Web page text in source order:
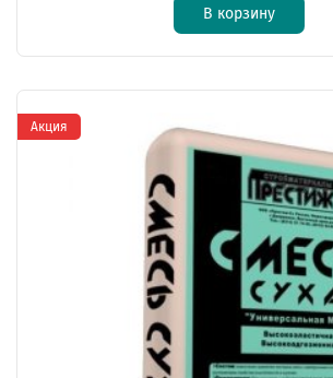
В корзину
Акция